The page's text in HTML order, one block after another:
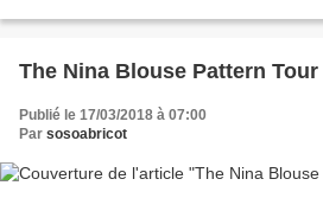
The Nina Blouse Pattern Tour
Publié le 17/03/2018 à 07:00
Par sosoabricot